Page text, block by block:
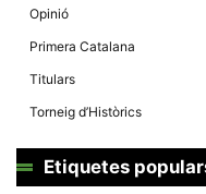
Opinió
Primera Catalana
Titulars
Torneig d’Històrics
Etiquetes